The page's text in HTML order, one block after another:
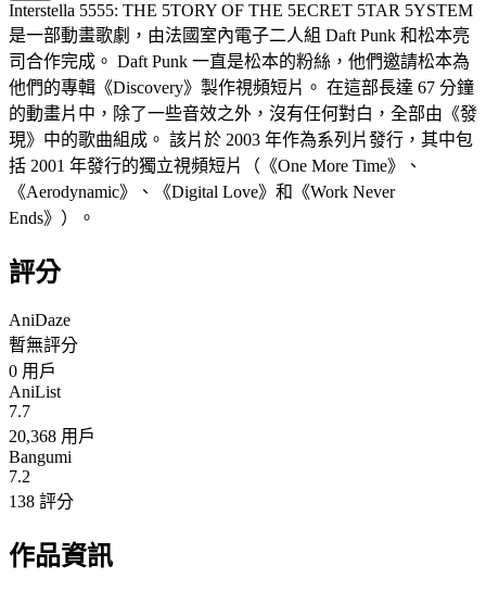
Interstella 5555: THE 5TORY OF THE 5ECRET 5TAR 5YSTEM
是一部動畫歌劇，由法國室內電子二人組 Daft Punk 和松本亮
司合作完成。 Daft Punk 一直是松本的粉絲，他們邀請松本為
他們的專輯《Discovery》製作視頻短片。 在這部長達 67 分鐘
的動畫片中，除了一些音效之外，沒有任何對白，全部由《發
現》中的歌曲組成。 該片於 2003 年作為系列片發行，其中包
括 2001 年發行的獨立視頻短片（《One More Time》、
《Aerodynamic》、《Digital Love》和《Work Never
Ends》）。
評分
AniDaze
暫無評分
0 用戶
AniList
7.7
20,368 用戶
Bangumi
7.2
138 評分
作品資訊